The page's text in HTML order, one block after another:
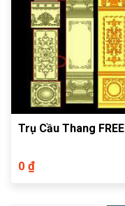
Trụ Cầu Thang FREE
0 ₫